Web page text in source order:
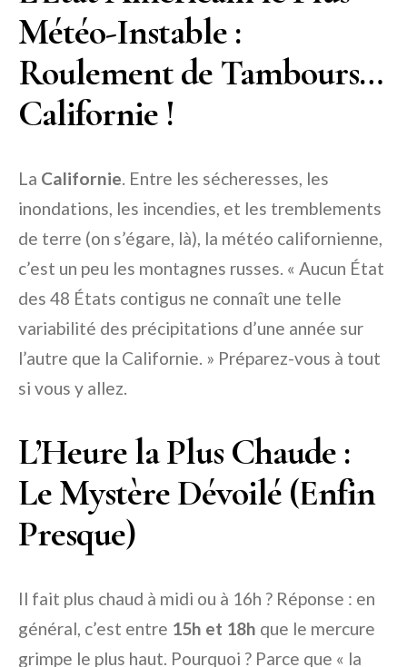
Météo-Instable :
Roulement de Tambours…
Californie !
La Californie . Entre les sécheresses, les
inondations, les incendies, et les tremblements
de terre (on s’égare, là), la météo californienne,
c’est un peu les montagnes russes. « Aucun État
des 48 États contigus ne connaît une telle
variabilité des précipitations d’une année sur
l’autre que la Californie. » Préparez-vous à tout
si vous y allez.
L’Heure la Plus Chaude :
Le Mystère Dévoilé (Enfin
Presque)
Il fait plus chaud à midi ou à 16h ? Réponse : en
général, c’est entre 15h et 18h que le mercure
grimpe le plus haut. Pourquoi ? Parce que « la